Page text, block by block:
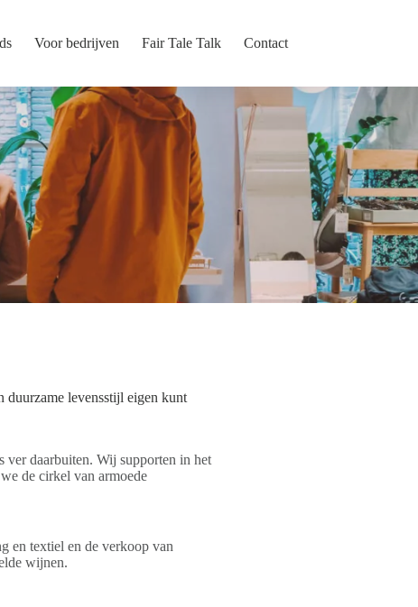
Voor bedrijven Fair Tale Talk Contact
duurzame levensstijl eigen kunt
ver daarbuiten. Wij supporten in het
de cirkel van armoede
en textiel en de verkoop van
wijnen.